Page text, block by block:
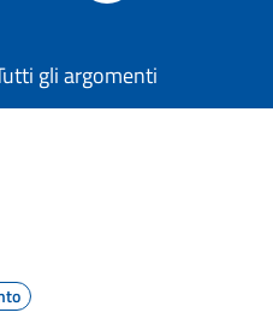
gli argomenti